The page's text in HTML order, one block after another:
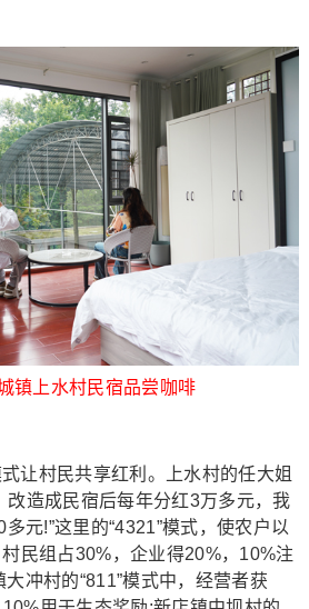
镇上水村民宿品尝咖啡
村民共享红利。上水村的任大姐
改造成民宿后每年分红3万多元，我
元!”这里的“4321”模式，使农户以
民组占30%，企业得20%，10%注
冲村的“811”模式中，经营者获